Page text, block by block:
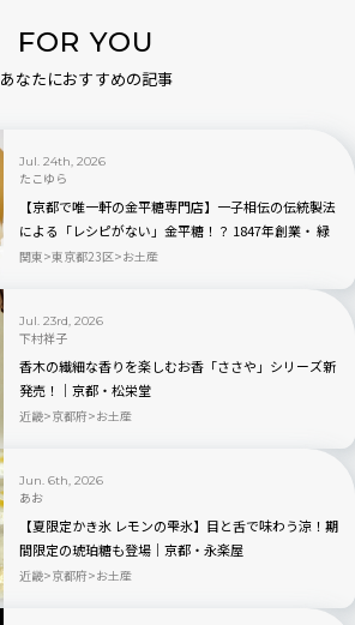
FOR YOU
あなたにおすすめの記事
Jul. 24th, 2026
たこゆら
【京都で唯一軒の金平糖専門店】一子相伝の伝統製法
による「レシピがない」金平糖！？ 1847年創業・ 緑
寿庵清水の職人技が宿る人気商品を実食レビュー
関東 東京都23区 お土産
Jul. 23rd, 2026
下村祥子
香木の繊細な香りを楽しむお香「ささや」シリーズ新
発売！｜京都・松栄堂
近畿 京都府 お土産
Jun. 6th, 2026
あお
【夏限定かき氷 レモンの雫氷】目と舌で味わう涼！期
間限定の琥珀糖も登場｜京都・永楽屋
近畿 京都府 お土産